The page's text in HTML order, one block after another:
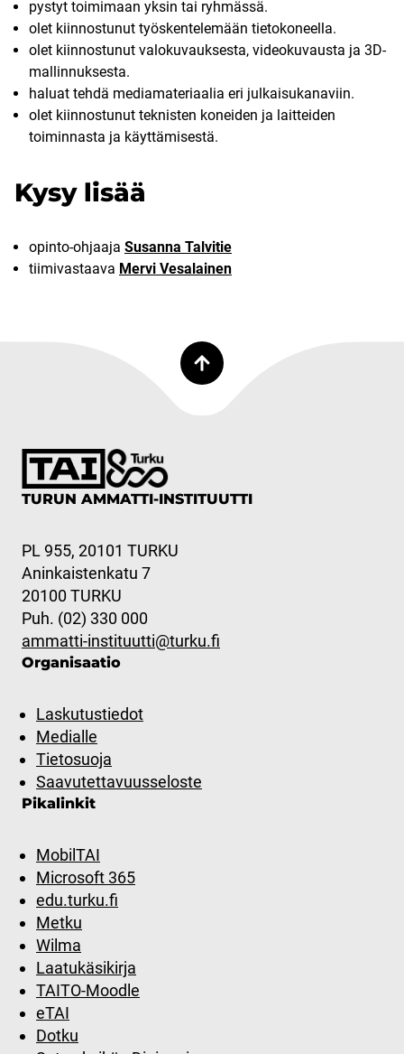
pystyt toimimaan yksin tai ryhmässä.
olet kiinnostunut työskentelemään tietokoneella.
olet kiinnostunut valokuvauksesta, videokuvausta ja 3D-
mallinnuksesta.
haluat tehdä mediamateriaalia eri julkaisukanaviin.
olet kiinnostunut teknisten koneiden ja laitteiden
toiminnasta ja käyttämisestä.
Kysy lisää
opinto-ohjaaja Susanna Talvitie
tiimivastaava Mervi Vesalainen
TURUN AMMATTI-INSTITUUTTI
PL 955, 20101 TURKU
Aninkaistenkatu 7
20100 TURKU
Puh. (02) 330 000
ammatti-instituutti@turku.fi
Organisaatio
Laskutustiedot
Medialle
Tietosuoja
Saavutettavuusseloste
Pikalinkit
MobilTAI
Microsoft 365
edu.turku.fi
Metku
Wilma
Laatukäsikirja
TAITO-Moodle
eTAI
Dotku